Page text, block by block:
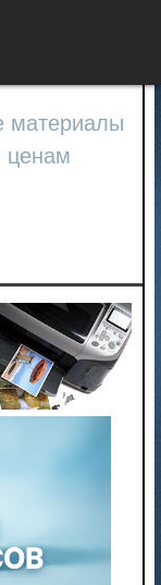
материалы
ценам